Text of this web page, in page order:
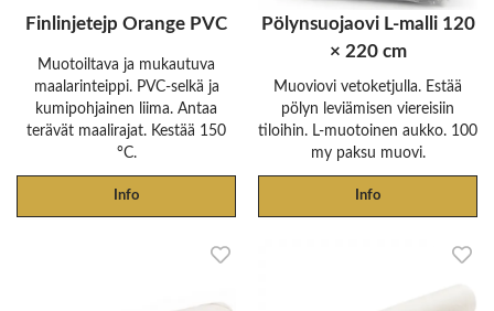
Finlinjetejp Orange PVC
Muotoiltava ja mukautuva
maalarinteippi. PVC-selkä ja
kumipohjainen liima. Antaa
terävät maalirajat. Kestää 150
°C.
Info
Pölynsuojaovi L-malli 120
× 220 cm
Muoviovi vetoketjulla. Estää
pölyn leviämisen viereisiin
tiloihin. L-muotoinen aukko. 100
my paksu muovi.
Info